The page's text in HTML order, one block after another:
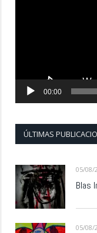
00:00
ÚLTIMAS
05/08/
Blas
05/08/